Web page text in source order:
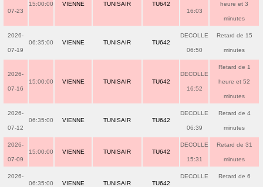
07-23
15:00:00 VIENNE TUNISAIR TU642
16:03
heure et 3
minutes
2026-
07-19
06:35:00 VIENNE TUNISAIR TU642
DECOLLE
06:50
Retard de 15
minutes
2026-
07-16
15:00:00 VIENNE TUNISAIR TU642
DECOLLE
16:52
Retard de 1
heure et 52
minutes
2026-
07-12
06:35:00 VIENNE TUNISAIR TU642
DECOLLE
06:39
Retard de 4
minutes
2026-
07-09
15:00:00 VIENNE TUNISAIR TU642
DECOLLE
15:31
Retard de 31
minutes
2026-
06:35:00 VIENNE TUNISAIR TU642
DECOLLE Retard de 6